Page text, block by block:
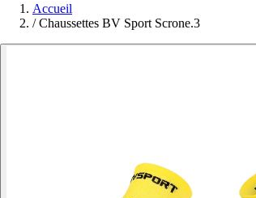
Accueil
/ Chaussettes BV Sport Scrone.3